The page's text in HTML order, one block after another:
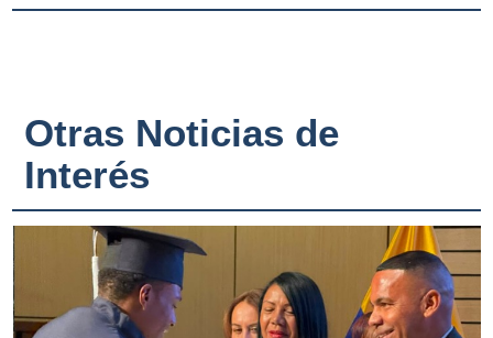
Otras Noticias de
Interés